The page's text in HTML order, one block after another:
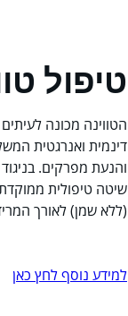
טיפול
הטווינה מכונה
דינמית ואנרגטית
והנעת מפרקים.
שיטה טיפולית
(ללא שמן) לאורך
למידע נוסף לחץ כאן